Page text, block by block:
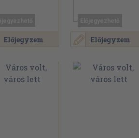
Előjegyzem Előjegyzem